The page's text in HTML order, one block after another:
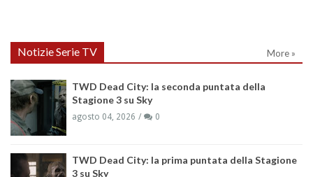
Notizie Serie TV More »
TWD Dead City: la seconda puntata della
Stagione 3 su Sky
agosto 04, 2026 0
TWD Dead City: la prima puntata della Stagione
3 su Sky